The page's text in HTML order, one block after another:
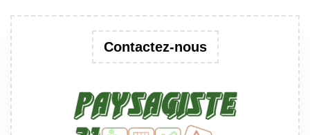
Contactez-nous